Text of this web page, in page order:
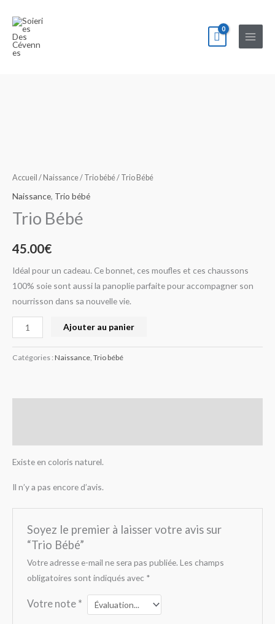
contenu
Accueil / Naissance/ Trio bébé/ Trio Bébé
Naissance, Trio bébé
Trio Bébé
45.00€
Idéal pour un cadeau. Ce bonnet, ces moufles et ces chaussons
100% soie sont aussi la panoplie parfaite pour accompagner son
nourrisson dans sa nouvelle vie.
Ajouter au panier
Catégories : Naissance, Trio bébé
Existe en coloris naturel.
Il n’y a pas encore d’avis.
Soyez le premier à laisser votre avis sur
“Trio Bébé”
Votre adresse e-mail ne sera pas publiée. Les champs
obligatoires sont indiqués avec *
Votre note *